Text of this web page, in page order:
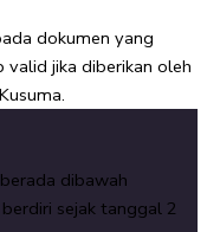
dokumen yang
valid jika diberikan oleh
dibawah
sejak tanggal 2